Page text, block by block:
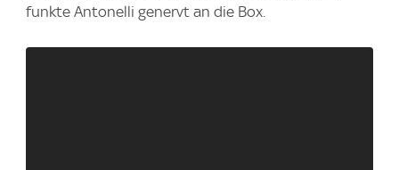
funkte Antonelli genervt an die Box.